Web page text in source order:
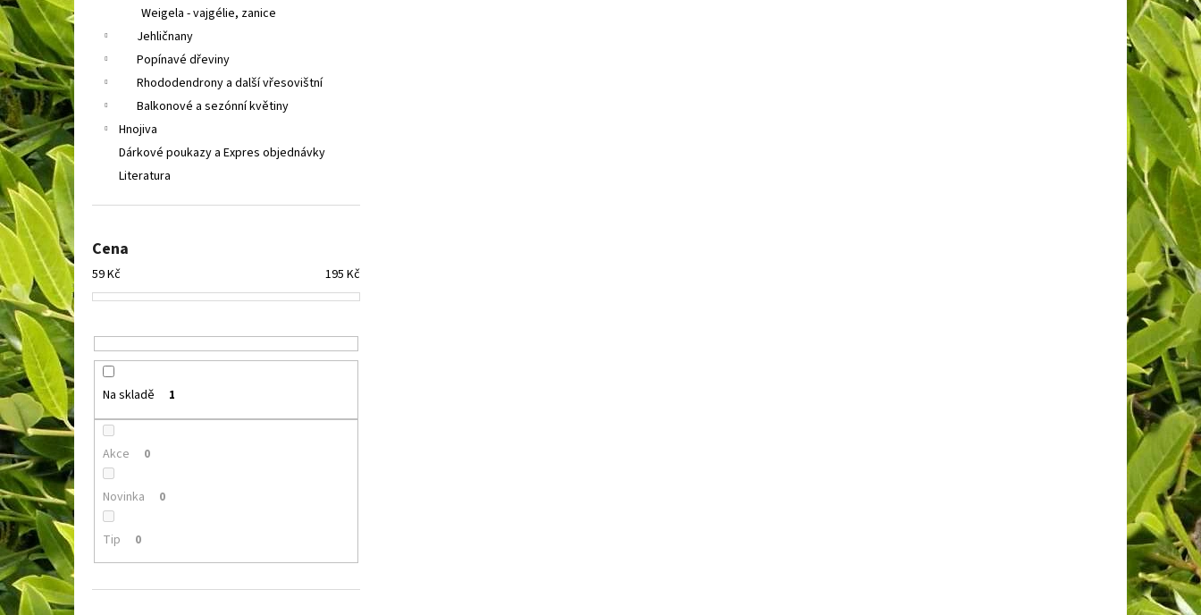
Weigela - vajgélie, zanice
Jehličnany
Popínavé dřeviny
Rhododendrony a další vřesovištní
Balkonové a sezónní květiny
Hnojiva
Dárkové poukazy a Expres objednávky
Literatura
Cena
59Kč 195 Kč
Na skladě 1
Akce 0
Novinka 0
Tip 0